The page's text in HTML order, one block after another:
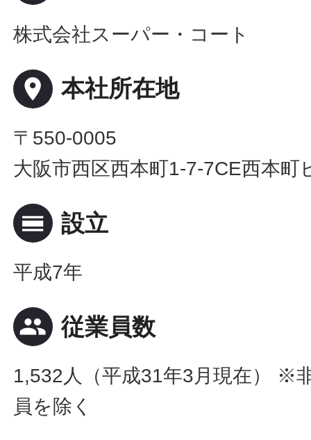
株式会社スーパー・コート
place 本社所在地
〒550-0005
大阪市西区西本町1-7-7CE西本町
calendar_view_day 設立
平成7年
people 従業員数
1,532人（平成31年3月現在） ※
員を除く